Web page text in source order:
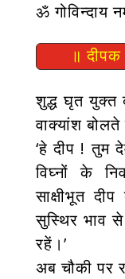
ॐ गोविन्दाय
॥
शुद्ध घृत युक्त
वाक्यांश
‘हे दीप ! तुम
विघ्नों के
साक्षीभूत
सुस्थिर भाव
रहें।’
अब चौकी पर